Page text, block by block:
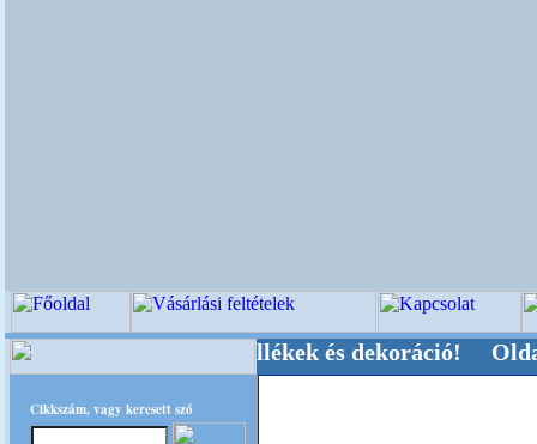
Cikkszám, vagy keresett szó
Kegyeleti-kellékek és dekoráció! Oldalunkat